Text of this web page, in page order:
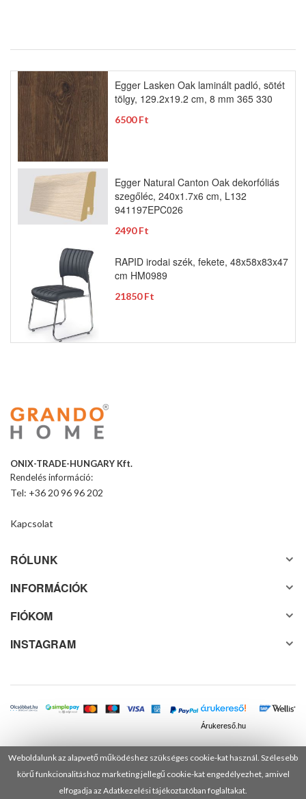
Weboldalunk az alapvető működéshez szükséges cookie-kat használ. Szélesebb
körű funkcionalitáshoz marketing jellegű cookie-kat engedélyezhet, amivel
elfogadja az Adatkezelési tájékoztatóban foglaltakat.
Egger Lasken Oak laminált padló, sötét
tölgy, 129.2x19.2 cm, 8 mm 365 330
6500 Ft
Egger Natural Canton Oak dekorfóliás
szegőléc, 240x1.7x6 cm, L132
941197EPC026
2490 Ft
RAPID irodai szék, fekete, 48x58x83x47
cm HM0989
21850 Ft
ONIX-TRADE-HUNGARY Kft.
Rendelés információ:
Tel: +36 20 96 96 202
Kapcsolat
RÓLUNK
INFORMÁCIÓK
FIÓKOM
INSTAGRAM
Árukereső.hu
© 2025 Minden jog fenntartva! DANUSA Hungary Kft.